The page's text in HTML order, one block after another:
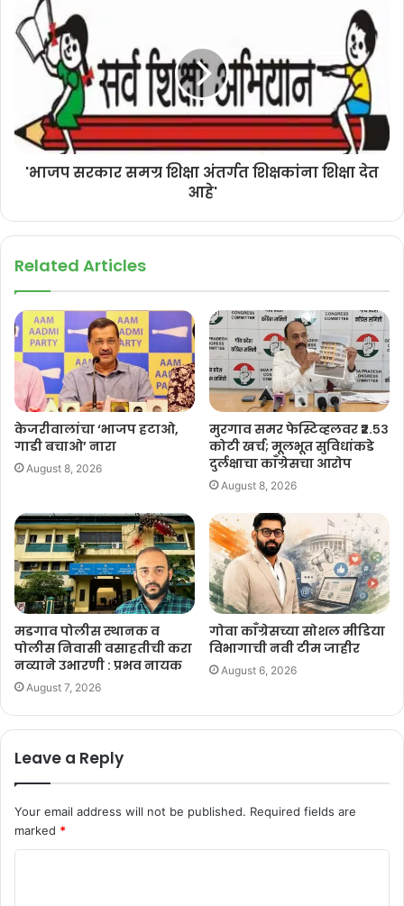
'भाजप सरकार समग्र शिक्षा अंतर्गत शिक्षकांना शिक्षा देत
आहे'
Related Articles
केजरीवालांचा ‘भाजप हटाओ,
गाडी बचाओ’ नारा
August 8, 2026
मुरगाव समर फेस्टिव्हलवर ₹२.५३
कोटी खर्च; मूलभूत सुविधांकडे
दुर्लक्षाचा काँग्रेसचा आरोप
August 8, 2026
मडगाव पोलीस स्थानक व
पोलीस निवासी वसाहतीची करा
नव्याने उभारणी : प्रभव नायक
August 7, 2026
गोवा काँग्रेसच्या सोशल मीडिया
विभागाची नवी टीम जाहीर
August 6, 2026
Leave a Reply
Your email address will not be published. Required fields are
marked *